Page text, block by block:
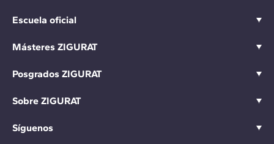
Escuela oficial
Másteres ZIGURAT
Posgrados ZIGURAT
Sobre ZIGURAT
Síguenos